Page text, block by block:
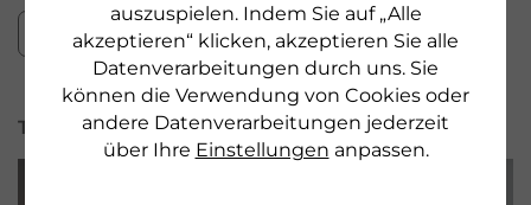
auszuspielen. Indem Sie auf „Alle
akzeptieren“ klicken, akzeptieren Sie alle
Datenverarbeitungen durch uns. Sie
können die Verwendung von Cookies oder
andere Datenverarbeitungen jederzeit
über Ihre Einstellungen anpassen.
Zum Rezept
TOP TIPP